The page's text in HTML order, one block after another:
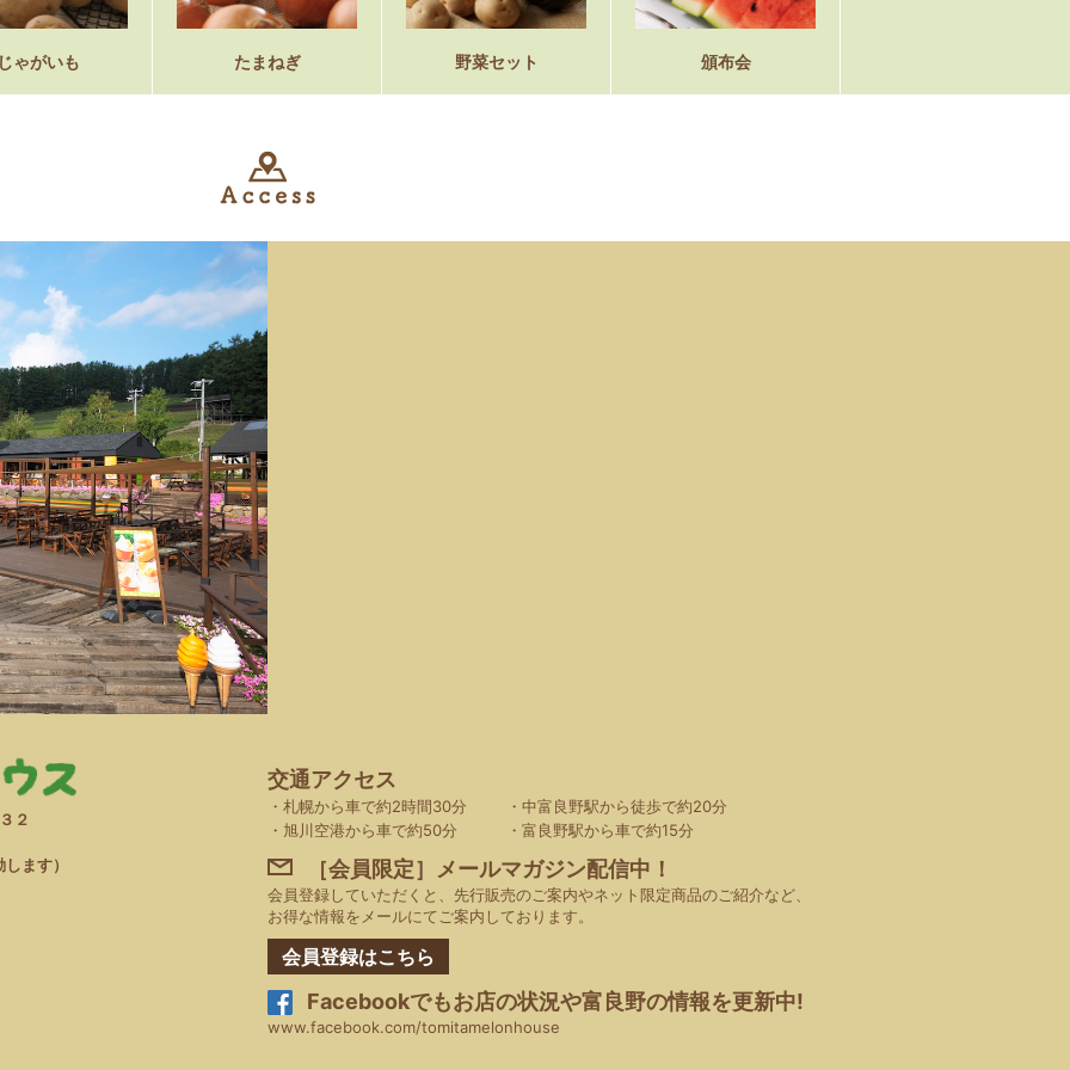
ゃがいも たまねぎ 野菜セット 頒布会
２
ます）
交通アクセス
札幌から車で約2時間30分
中富良野駅から徒歩で約20分
旭川空港から車で約50分
富良野駅から車で約15分
［会員限定］メールマガジン配信中！
会員登録していただくと、先行販売のご案内やネット限定商品のご紹介など、
お得な情報をメールにてご案内しております。
会員登録はこちら
Facebookでもお店の状況や富良野の情報を更新中!
www.facebook.com/tomitamelonhouse